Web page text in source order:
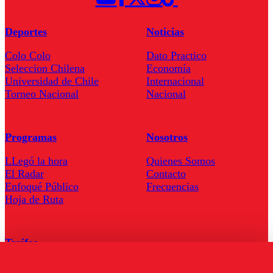
Deportes
Colo Colo
Seleccion Chilena
Universidad de Chile
Torneo Nacional
Noticias
Dato Practico
Economía
Internacional
Nacional
Programas
LLegó la hora
El Radar
Enfoqué Público
Hoja de Ruta
Nosotros
Quienes Somos
Contacto
Frecuencias
Tarifas